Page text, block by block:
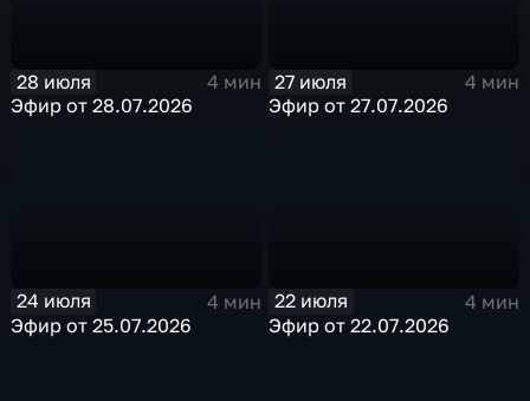
28 июля
4 мин
Эфир от 28.07.2026
27 июля
4 мин
Эфир от 27.07.2026
24 июля
4 мин
Эфир от 25.07.2026
22 июля
4 мин
Эфир от 22.07.2026